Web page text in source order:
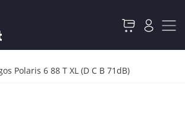
Polaris 6 88 T XL (D C B 71dB)